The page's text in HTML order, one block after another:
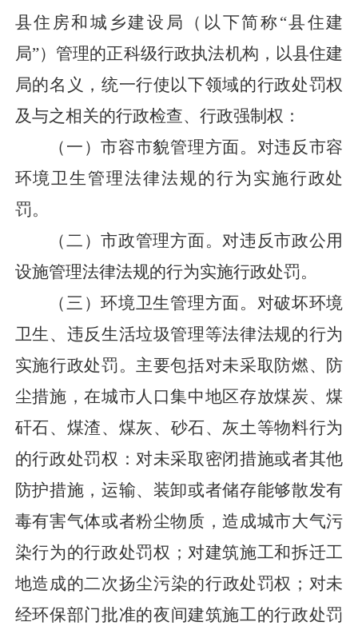
县住房和城乡建设局（以下简称“县住建
局”）管理的正科级行政执法机构，以县住建
局的名义，统一行使以下领域的行政处罚权
及与之相关的行政检查、行政强制权：
（ 一 ）市容市貌管理方面。 对违反市容
环境卫生管理法律法规的行为实施行政处
罚。
（二 ）市政管理方面。对违反市政公用
设施管理法律法规的行为实施行政处罚。
（三 ）环境卫生管理方面。 对破坏环境
卫生、违反生活垃圾管理等法律法规的行为
实施行政处罚。主要包括对未采取防燃、防
尘措施，在城市人口集中地区存放煤炭、煤
矸石、煤渣、煤灰、砂石、灰土等物料行为
的行政处罚权：对未采取密闭措施或者其他
防护措施，运输、装卸或者储存能够散发有
毒有害气体或者粉尘物质，造成城市大气污
染行为的行政处罚权；对建筑施工和拆迁工
地造成的二次扬尘污染的行政处罚权；对未
经环保部门批准的夜间建筑施工的行政处罚